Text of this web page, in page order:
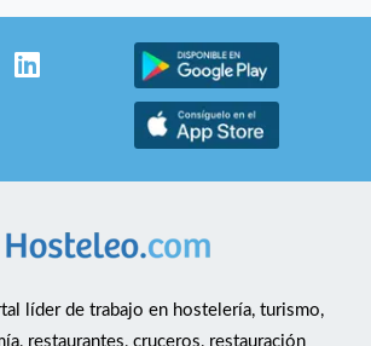
líder de trabajo en hostelería, turismo,
restaurantes, cruceros, restauración